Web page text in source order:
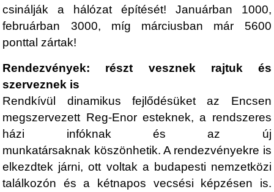
csinálják a hálózat építését! Januárban 1000,
februárban 3000, míg márciusban már 5600
ponttal zártak!
Rendezvények: részt vesznek rajtuk és
szerveznek is
Rendkívül dinamikus fejlődésüket az Encsen
megszervezett Reg-Enor esteknek, a rendszeres
házi infóknak és az új
munkatársaknak köszönhetik. A rendezvényekre is
elkezdtek járni, ott voltak a budapesti nemzetközi
találkozón és a kétnapos vecsési képzésen is.